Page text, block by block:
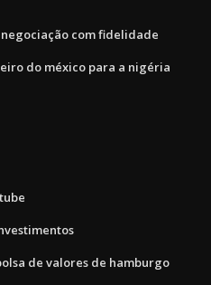
com fidelidade
do méxico para a nigéria
de valores de hamburgo